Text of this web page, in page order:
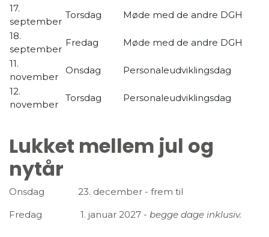
17.
september
Torsdag
Møde med de andre DGH
18.
september
Fredag
Møde med de andre DGH
11.
november
Onsdag
Personaleudviklingsdag
12.
november
Torsdag Personaleudviklingsdag
Lukket mellem jul og
nytår
Onsdag 23. december - frem til
Fredag 1. januar 2027 - begge dage inklusiv.